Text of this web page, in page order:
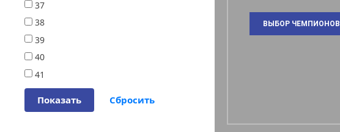
37
38
39
40
41
ВЫБОР ЧЕМПИОНОВ